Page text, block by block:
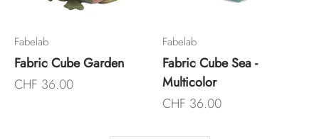
Fabelab
Fabric Cube Garden
Angebot
CHF 36.00
Fabelab
Fabric Cube Sea -
Multicolor
Angebot
CHF 36.00